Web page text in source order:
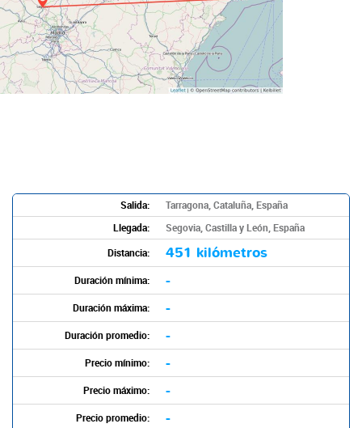
Salida:
Tarragona, Cataluña, España
Llegada:
Segovia, Castilla y León, España
Distancia:
451 kilómetros
Duración mínima: -
Duración máxima: -
Duración promedio: -
Precio mínimo: -
Precio máximo: -
Precio promedio: -